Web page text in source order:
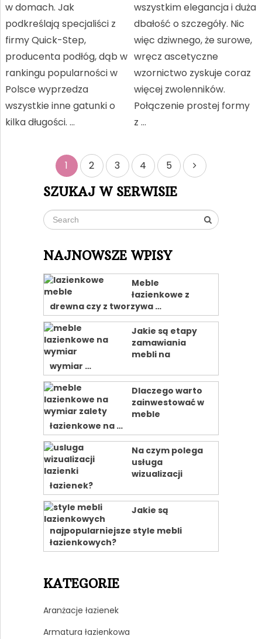
w domach. Jak
podkreślają specjaliści z
firmy Quick-Step,
producenta podłóg, dąb w
rankingu popularności w
Polsce wyprzedza
wszystkie inne gatunki o
kilka długości. …
wszystkim elegancja i duża
dbałość o szczegóły. Nic
więc dziwnego, że surowe,
wręcz ascetyczne
wzornictwo zyskuje coraz
więcej zwolenników.
Połączenie prostej formy
z …
Nawigacja
wpisach
1 2 3 4 5
SZUKAJ W SERWISIE
NAJNOWSZE WPISY
Meble
łazienkowe z
drewna czy z tworzywa …
Jakie są etapy
zamawiania
mebli na
wymiar …
Dlaczego warto
zainwestować w
meble
łazienkowe na …
Na czym polega
usługa
wizualizacji
łazienek?
Jakie są
najpopularniejsze style mebli
łazienkowych?
KATEGORIE
Aranżacje łazienek
Armatura łazienkowa